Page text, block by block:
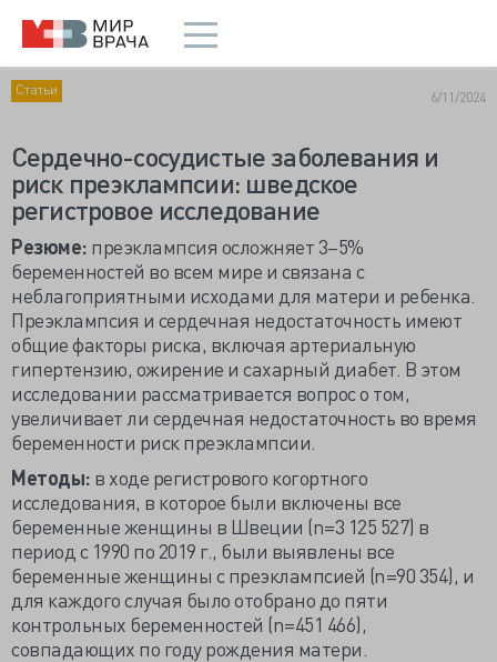
Статьи 6/11/2024
Сердечно-сосудистые заболевания и
риск преэклампсии: шведское
регистровое исследование
Резюме: преэклампсия осложняет 3–5%
беременностей во всем мире и связана с
неблагоприятными исходами для матери и ребенка.
Преэклампсия и сердечная недостаточность имеют
общие факторы риска, включая артериальную
гипертензию, ожирение и сахарный диабет. В этом
исследовании рассматривается вопрос о том,
увеличивает ли сердечная недостаточность во время
беременности риск преэклампсии.
Методы: в ходе регистрового когортного
исследования, в которое были включены все
беременные женщины в Швеции (n=3 125 527) в
период с 1990 по 2019 г., были выявлены все
беременные женщины с преэклампсией (n=90 354), и
для каждого случая было отобрано до пяти
контрольных беременностей (n=451 466),
совпадающих по году рождения матери.